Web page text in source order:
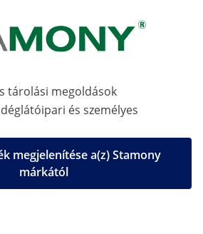
tárolási megoldások
és személyes
megjelenítése a(z) Stamony
márkától